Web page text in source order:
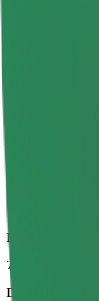
Viajes fiables en
Duración
7 min
Distancia estimada